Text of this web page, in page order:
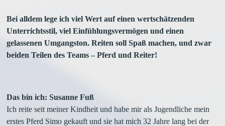
Bei alldem lege ich viel Wert auf einen wertschätzenden
Unterrichtsstil, viel Einfühlungsvermögen und einen
gelassenen Umgangston. Reiten soll Spaß machen, und zwar
beiden Teilen des Teams – Pferd und Reiter!
Das bin ich: Susanne Fuß
Ich reite seit meiner Kindheit und habe mir als Jugendliche mein
erstes Pferd Simo gekauft und sie hat mich 32 Jahre lang bei der